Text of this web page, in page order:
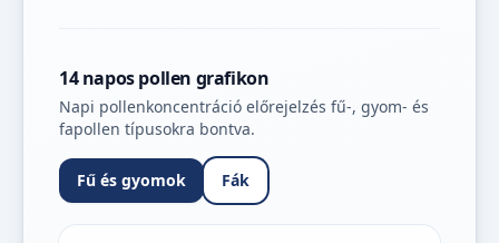
14 napos pollen grafikon
Napi pollenkoncentráció előrejelzés fű-, gyom- és
fapollen típusokra bontva.
Fű és gyomok Fák